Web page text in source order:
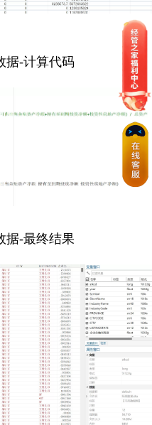
据-计算代码
据-最终结果